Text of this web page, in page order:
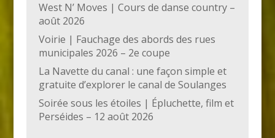
West N’ Moves | Cours de danse country –
août 2026
Voirie | Fauchage des abords des rues
municipales 2026 – 2e coupe
La Navette du canal : une façon simple et
gratuite d’explorer le canal de Soulanges
Soirée sous les étoiles | Épluchette, film et
Perséides – 12 août 2026